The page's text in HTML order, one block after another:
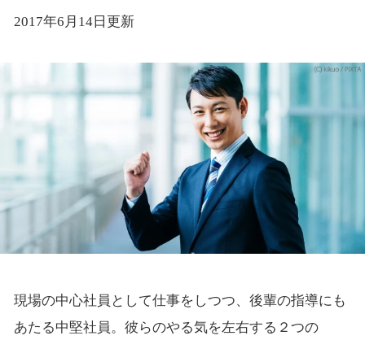
2017年6月14日更新
現場の中心社員として仕事をしつつ、後輩の指導にも
あたる中堅社員。彼らのやる気を左右する２つの